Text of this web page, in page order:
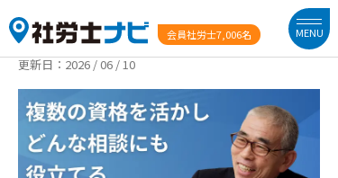
会員社労士7,006名 MENU
更新日： 2026 / 06 / 10